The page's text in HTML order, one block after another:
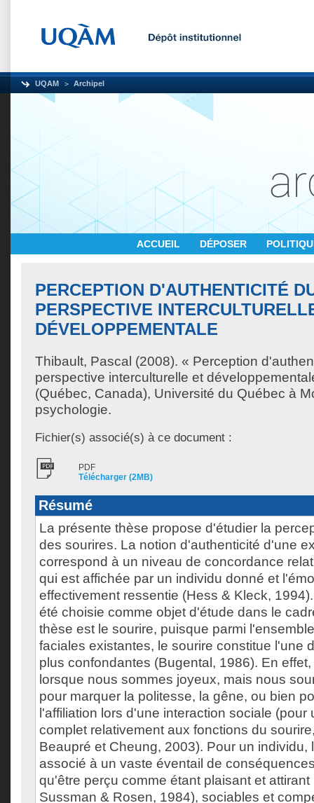
UQAM Archipel
ACCUEIL DÉPOSER
PERCEPTION D'AUTHENTICITÉ
PERSPECTIVE
DÉVELOPPEMENTALE
Thibault, Pascal (2008). « Perception
perspective interculturelle et
(Québec, Canada), Université du Québec à
psychologie.
Fichier(s) associé(s) à ce document :
PDF
Télécharger (2MB)
Résumé
La présente thèse propose d'étudier la
des sourires. La notion d'authenticité d'une
correspond à un niveau de concordance
qui est affichée par un individu donné et
effectivement ressentie (Hess & Kleck,
été choisie comme objet d'étude dans le
thèse est le sourire, puisque parmi
faciales existantes, le sourire constitue l'une
plus confondantes (Bugental, 1986). En
lorsque nous sommes joyeux, mais nous
pour marquer la politesse, la gêne, ou bien
l'affiliation lors d'une interaction sociale (pour
complet relativement aux fonctions du
Beaupré et Cheung, 2003). Pour un individu,
associé à un vaste éventail de
qu'être perçu comme étant plaisant et attirant
Sussman & Rosen, 1984), sociables et